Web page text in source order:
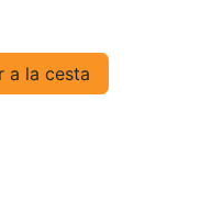
a la cesta